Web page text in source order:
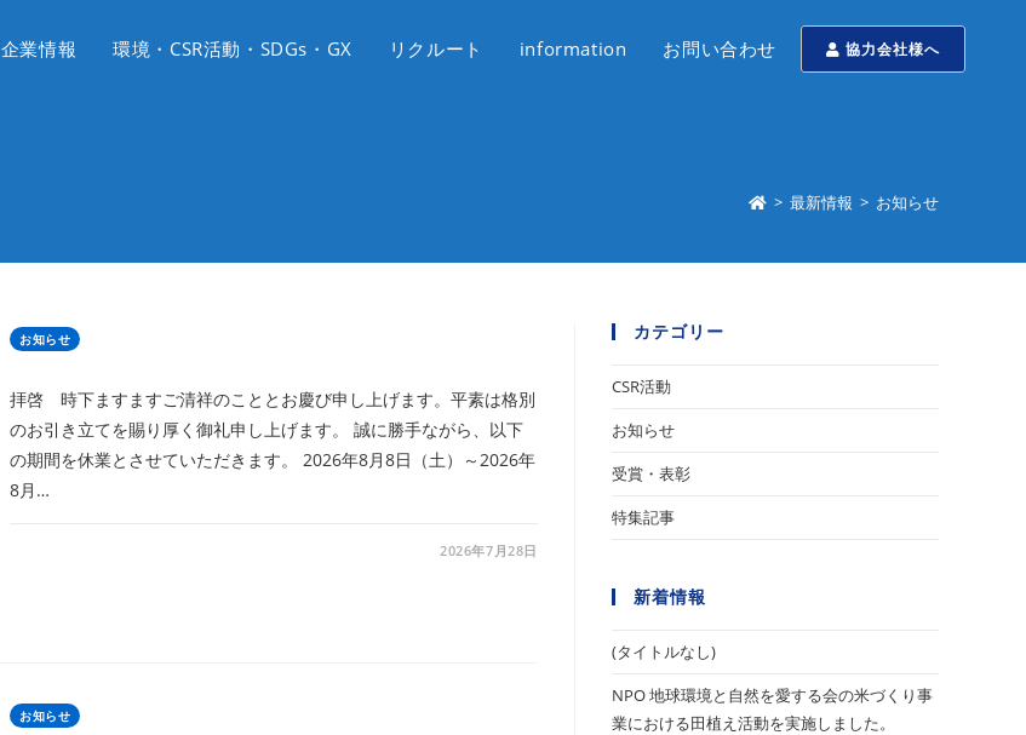
協力会社様へ
企業情報 環境・CSR活動・SDGs・GX リクルート information お問い合わせ
> 最新情報 > お知らせ
お知らせ
拝啓 時下ますますご清祥のこととお慶び申し上げます。平素は格別
のお引き立てを賜り厚く御礼申し上げます。 誠に勝手ながら、以下
の期間を休業とさせていただきます。 2026年8月8日（土）～2026年
8月…
2026年7月28日
お知らせ
カテゴリー
CSR活動
お知らせ
受賞・表彰
特集記事
新着情報
(タイトルなし)
NPO 地球環境と自然を愛する会の米づくり事
業における田植え活動を実施しました。